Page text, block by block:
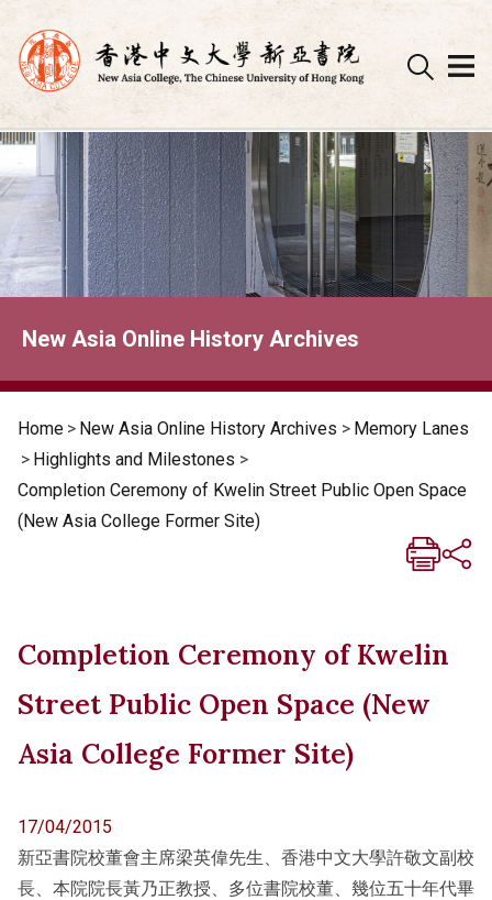
Skip
to
content
New Asia Online History Archives
Home > New Asia Online History Archives > Memory Lanes
> Highlights and Milestones >
Completion Ceremony of Kwelin Street Public Open Space
(New Asia College Former Site)
Completion Ceremony of Kwelin
Street Public Open Space (New
Asia College Former Site)
17/04/2015
新亞書院校董會主席梁英偉先生、香港中文大學許敬文副校
長、本院院長黃乃正教授、多位書院校董、幾位五十年代畢